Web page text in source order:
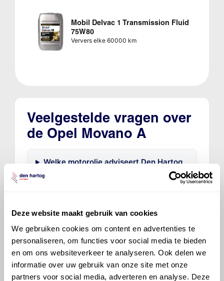
Deze website maakt gebruik van cookies
We gebruiken cookies om content en advertenties te
personaliseren, om functies voor social media te bieden
en om ons websiteverkeer te analyseren. Ook delen we
informatie over uw gebruik van onze site met onze
partners voor social media, adverteren en analyse. Deze
Mobil Delvac 1 Transmission Fluid
75W80
Ververs elke 60000 km
Veelgestelde vragen over
de Opel Movano A
Welke motorolie adviseert Den Hartog
voor de Opel Movano A Movano 2.5 D (59
Hoeveel motorolie gaat er in een Opel
Movano A?
Hoe vaak moet de motorolie ververst
worden bij een Opel Movano A?